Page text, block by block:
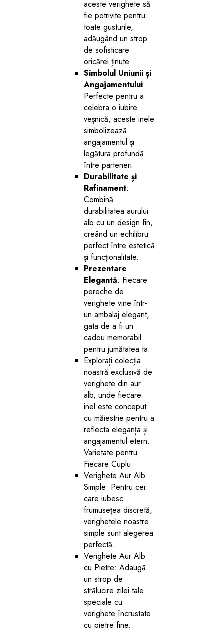
aceste verighete să
fie potrivite pentru
toate gusturile,
adăugând un strop
de sofisticare
oricărei ținute.
Simbolul Uniunii și
Angajamentului:
Perfecte pentru a
celebra o iubire
veșnică, aceste inele
simbolizează
angajamentul și
legătura profundă
între parteneri.
Durabilitate și
Rafinament:
Combină
durabilitatea aurului
alb cu un design fin,
creând un echilibru
perfect între estetică
și funcționalitate.
Prezentare
Elegantă: Fiecare
pereche de
verighete vine într-
un ambalaj elegant,
gata de a fi un
cadou memorabil
pentru jumătatea ta.
Explorați colecția
noastră exclusivă de
verighete din aur
alb, unde fiecare
inel este conceput
cu măiestrie pentru a
reflecta eleganța și
angajamentul etern.
Varietate pentru
Fiecare Cuplu
Verighete Aur Alb
Simple: Pentru cei
care iubesc
frumusețea discretă,
verighetele noastre
simple sunt alegerea
perfectă.
Verighete Aur Alb
cu Pietre: Adaugă
un strop de
strălucire zilei tale
speciale cu
verighete încrustate
cu pietre fine.